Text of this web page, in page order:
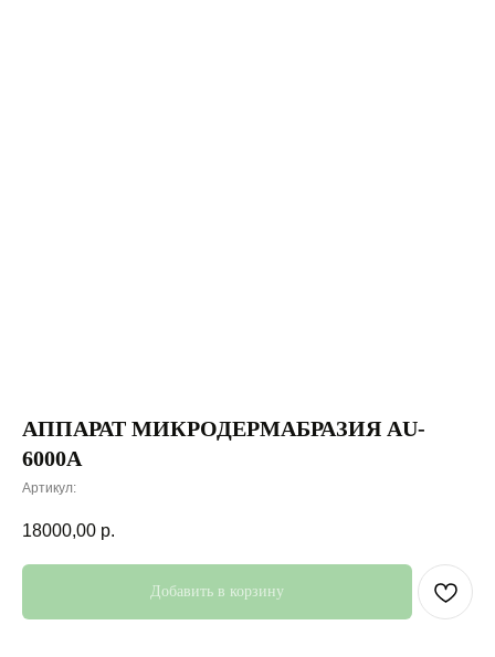
АППАРАТ МИКРОДЕРМАБРАЗИЯ AU-
6000A
Артикул:
18000,00 р.
Добавить в корзину